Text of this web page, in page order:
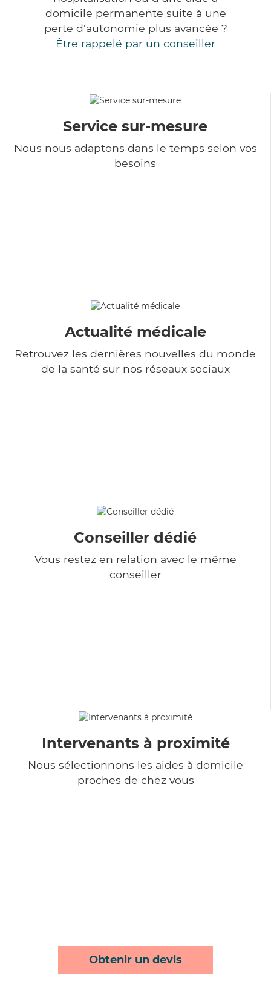
domicile permanente suite à une
perte d'autonomie plus avancée ?
Être rappelé par un conseiller
Service sur-mesure
Nous nous adaptons dans le temps selon vos
besoins
Actualité médicale
Retrouvez les dernières nouvelles du monde
de la santé sur nos réseaux sociaux
Conseiller dédié
Vous restez en relation avec le même
conseiller
Intervenants à proximité
Nous sélectionnons les aides à domicile
proches de chez vous
Obtenir un devis